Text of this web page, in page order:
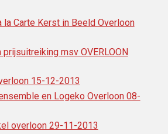
la Carte Kerst in Beeld Overloon
msv OVERLOON
15-12-2013
en Logeko Overloon 08-
overloon 29-11-2013